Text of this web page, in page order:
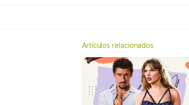
Artículos relacionados